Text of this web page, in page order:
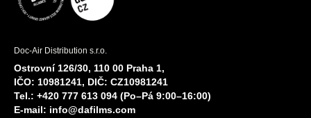
Doc-Air Distribution s.r.o.
Ostrovní 126/30, 110 00 Praha 1,
IČO: 10981241, DIČ: CZ10981241
Tel.: +420 777 613 094 (Po–Pá 9:00–16:00)
E-mail: info@dafilms.com